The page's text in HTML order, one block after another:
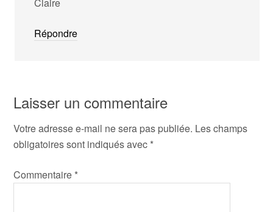
Répondre
Laisser un commentaire
Votre adresse e-mail ne sera pas publiée. Les champs
obligatoires sont indiqués avec *
Commentaire *